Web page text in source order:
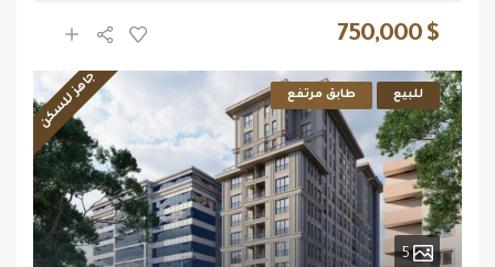
$ 750,000
للبيع طابق مرتفع جاهز للسكن
5